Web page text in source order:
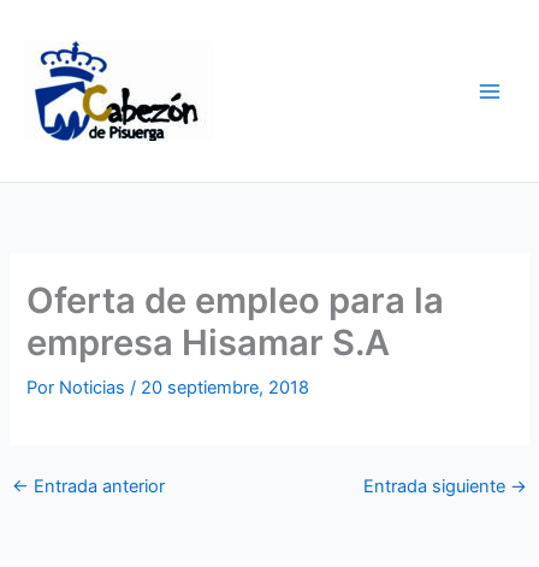
contenido
Oferta de empleo para la
empresa Hisamar S.A
Por Noticias/ 20 septiembre, 2018
← Entrada anterior Entrada siguiente →